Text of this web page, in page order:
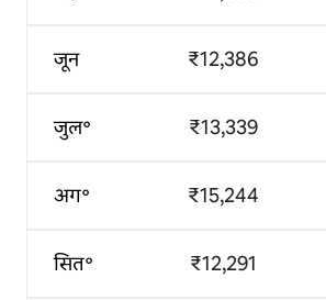
जून
जुल॰
अग॰
सित॰
₹12,386
₹13,339
₹15,244
₹12,291